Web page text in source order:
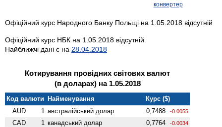
конвертер
Офіційний курс Народного Банку Польщі на 1.05.2018 відсутній
Офіційний курс НБК на 1.05.2018 відсутній
Найближчі дані є на 28.04.2018
Котирування провідних світових валют
(в доларах) на 1.05.2018
Код валюти Найменування
Курс ($)
AUD
1 австралійський долар 0,7488 -0.0055
CAD 1 канадський долар 0,7764 -0.0034